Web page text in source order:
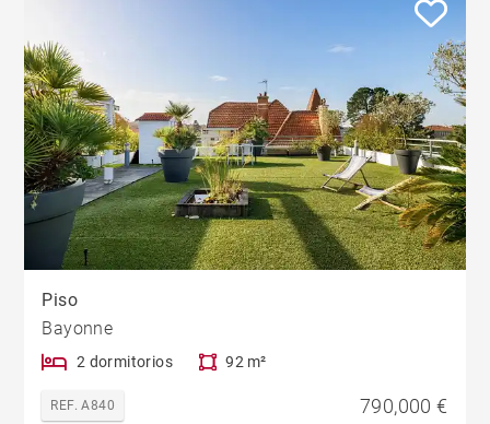
Piso
Bayonne
2 dormitorios 92 m²
REF. A840 790,000 €